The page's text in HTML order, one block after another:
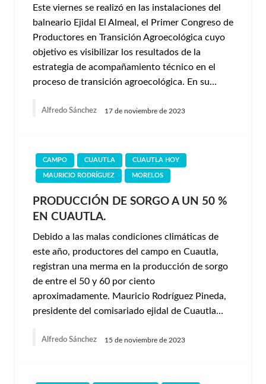
Este viernes se realizó en las instalaciones del
balneario Ejidal El Almeal, el Primer Congreso de
Productores en Transición Agroecológica cuyo
objetivo es visibilizar los resultados de la
estrategia de acompañamiento técnico en el
proceso de transición agroecológica. En su…
Alfredo Sánchez 17 de noviembre de 2023
CAMPO CUAUTLA CUAUTLA HOY
MAURICIO RODRÍGUEZ MORELOS
PRODUCCIÓN DE SORGO A UN 50 %
EN CUAUTLA.
Debido a las malas condiciones climáticas de
este año, productores del campo en Cuautla,
registran una merma en la producción de sorgo
de entre el 50 y 60 por ciento
aproximadamente. Mauricio Rodríguez Pineda,
presidente del comisariado ejidal de Cuautla…
Alfredo Sánchez 15 de noviembre de 2023